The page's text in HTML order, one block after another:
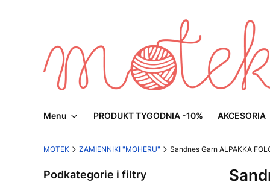
Menu PRODUKT TYGODNIA -10% AKCESORIA
MOTEK ZAMIENNIKI "MOHERU" Sandnes Garn ALPAKKA
Podkategorie i filtry